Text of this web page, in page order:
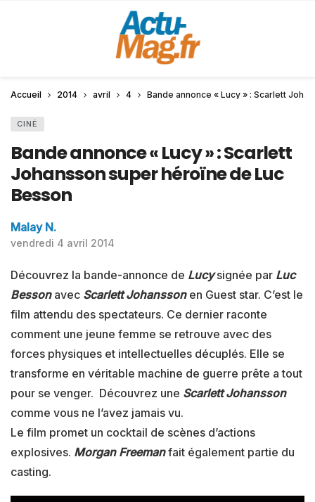
Accueil 2014 avril 4 Bande annonce « Lucy » : Scarlett
CINÉ
Bande annonce « Lucy » : Scarlett
Johansson super héroïne de Luc
Besson
Malay N.
vendredi 4 avril 2014
Découvrez la bande-annonce de Lucysignée par Luc
Bessonavec Scarlett Johanssonen Guest star. C’est le
film attendu des spectateurs. Ce dernier raconte
comment une jeune femme se retrouve avec des
forces physiques et intellectuelles décuplés. Elle se
transforme en véritable machine de guerre prête a tout
pour se venger. Découvrez une Scarlett Johansson
comme vous ne l’avez jamais vu.
Le film promet un cocktail de scènes d’actions
explosives. Morgan Freemanfait également partie du
casting.